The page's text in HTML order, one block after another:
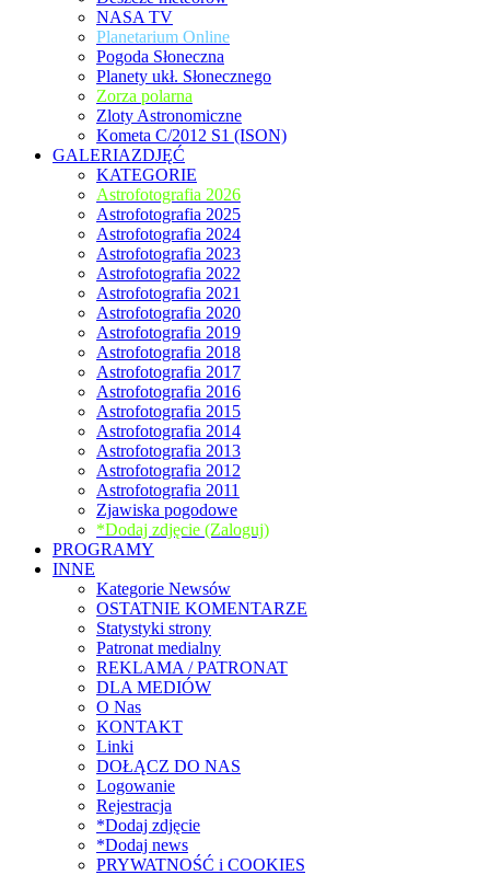
NASA TV
Planetarium Online
Pogoda Słoneczna
Planety ukł. Słonecznego
Zorza polarna
Zloty Astronomiczne
Kometa C/2012 S1 (ISON)
GALERIAZDJĘĆ
KATEGORIE
Astrofotografia 2026
Astrofotografia 2025
Astrofotografia 2024
Astrofotografia 2023
Astrofotografia 2022
Astrofotografia 2021
Astrofotografia 2020
Astrofotografia 2019
Astrofotografia 2018
Astrofotografia 2017
Astrofotografia 2016
Astrofotografia 2015
Astrofotografia 2014
Astrofotografia 2013
Astrofotografia 2012
Astrofotografia 2011
Zjawiska pogodowe
*Dodaj zdjęcie (Zaloguj)
PROGRAMY
INNE
Kategorie Newsów
OSTATNIE KOMENTARZE
Statystyki strony
Patronat medialny
REKLAMA / PATRONAT
DLA MEDIÓW
O Nas
KONTAKT
Linki
DOŁĄCZ DO NAS
Logowanie
Rejestracja
*Dodaj zdjęcie
*Dodaj news
PRYWATNOŚĆ i COOKIES